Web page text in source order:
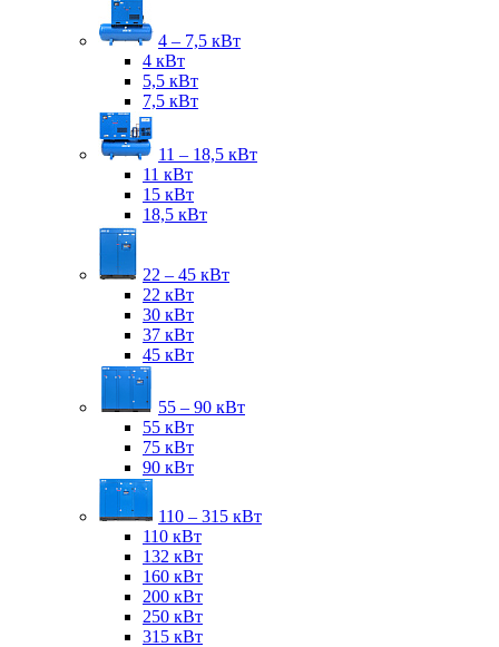
4 – 7,5 кВт
4 кВт
5,5 кВт
7,5 кВт
11 – 18,5 кВт
11 кВт
15 кВт
18,5 кВт
22 – 45 кВт
22 кВт
30 кВт
37 кВт
45 кВт
55 – 90 кВт
55 кВт
75 кВт
90 кВт
110 – 315 кВт
110 кВт
132 кВт
160 кВт
200 кВт
250 кВт
315 кВт